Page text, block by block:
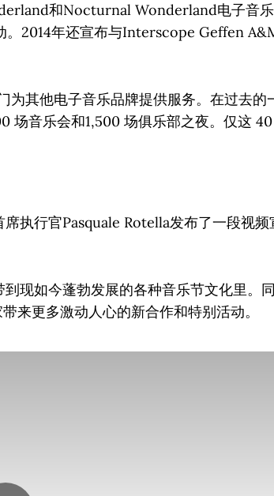
和Nocturnal Wonderland电子音
。2014年还宣布与Interscope Geffen
其他电子音乐品牌提供服务。在过去的
场音乐会和1,500 场俱乐部之夜。仅这 40
执行官Pasquale Rotella发布了一段视频
现如今蓬勃发展的各种音乐节文化里。
来更多激动人心的新合作和特别活动。